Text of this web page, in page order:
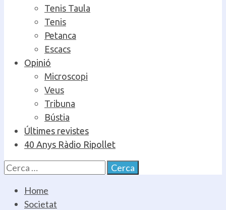
Tenis Taula
Tenis
Petanca
Escacs
Opinió
Microscopi
Veus
Tribuna
Bústia
Últimes revistes
40 Anys Ràdio Ripollet
Cerca:
Home
Societat